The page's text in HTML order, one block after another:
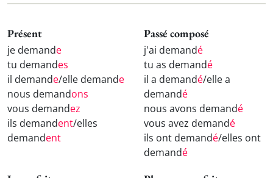
Présent
je demande
tu demandes
il demande/elle demande
nous demandons
vous demandez
ils demandent/elles
demandent
Passé composé
j'ai demandé
tu as demandé
il a demandé/elle a
demandé
nous avons demandé
vous avez demandé
ils ont demandé/elles ont
demandé